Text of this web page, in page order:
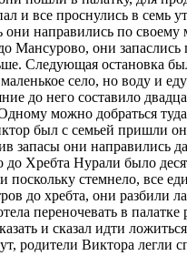
и все проснулись в семь
они направились по своему
Мансурово, они запаслись
Следующая остановка
село, но воду и
до него составило
можно добраться туда
был с семьей пришли
запасы они направились
Хребта Нурали было
поскольку стемнело, все
до хребта, они разбили
переночевать в
и сказал идти
родители Виктора легли